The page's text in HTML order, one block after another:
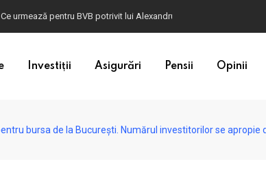
România cele mai falsificate bancnote sunt cele de 50 de euro,
Investiții Asigurări Pensii Opinii
bursa de la București. Numărul investitorilor se apropie